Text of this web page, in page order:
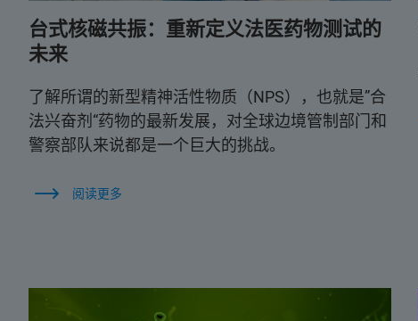
台式核磁共振：重新定义法医药物测试的
未来
了解所谓的新型精神活性物质（NPS），也就是”合
法兴奋剂“药物的最新发展，对全球边境管制部门和
警察部队来说都是一个巨大的挑战。
阅读更多